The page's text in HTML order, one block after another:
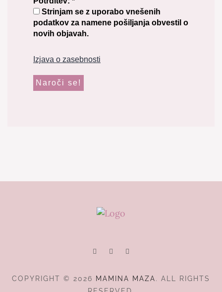
Strinjam se z uporabo vnešenih
podatkov za namene pošiljanja obvestil o
novih objavah.
Izjava o zasebnosti
COPYRIGHT © 2026 MAMINA MAZA. ALL RIGHTS